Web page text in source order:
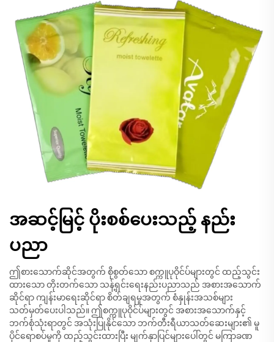
အဆင့်မြင့် ပိုးစစ်ပေးသည့် နည်း
ပညာ
ဤစားသောက်ဆိုင်အတွက် စိုစွတ်သော စက္ကူပုဝိုင်ပ်များတွင် ထည့်သွင်း
ထားသော တိုးတက်သော သန့်ရှင်းရေးနည်းပညာသည် အစားအသောက်
ဆိုင်ရာ ကျန်းမာရေးဆိုင်ရာ စိတ်ချရမှုအတွက် စံနှုန်းအသစ်များ
သတ်မှတ်ပေးပါသည်။ ဤစက္ကူပုဝိုင်ပ်များတွင် အစားအသောက်နှင့်
ဘက်စုံသုံးရာတွင် အသုံးပြုနိုင်သော ဘက်တီးရီယာသတ်ဆေးများ၏ မူ
ပိုင်ရောစပ်မှုကို ထည့်သွင်းထားပြီး မျက်နှာပြင်များပေါ်တွင် မကြာခဏ